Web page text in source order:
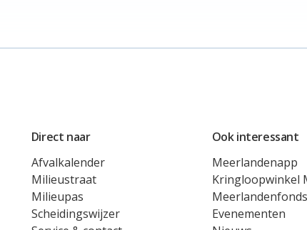
Direct naar
Afvalkalender
Milieustraat
Milieupas
Scheidingswijzer
Ook interessant
Meerlandenapp
Kringloopwinkel
Meerlandenfonds
Evenementen